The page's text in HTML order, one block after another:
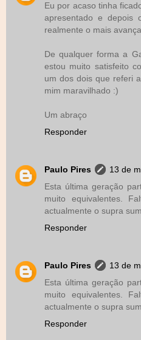
Eu por acaso tinha
apresentado e depois
realmente o mais
De qualquer forma a
estou muito satisfeito
um dos dois que referi
mim maravilhado :)
Um abraço
Responder
Paulo Pires
13 de
Esta última geração
muito equivalentes.
actualmente o supra
Responder
Paulo Pires
13 de
Esta última geração
muito equivalentes.
actualmente o supra
Responder